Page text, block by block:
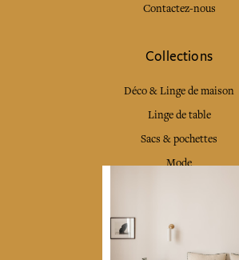
Contactez-nous
Collections
Déco & Linge de maison
Linge de table
Sacs & pochettes
Mode
Livraison & retour